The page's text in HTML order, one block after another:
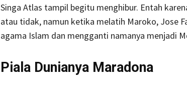
Singa Atlas tampil begitu menghibur. Entah
atau tidak, namun ketika melatih Maroko, Jose
agama Islam dan mengganti namanya menjadi
Piala Dunianya Maradona